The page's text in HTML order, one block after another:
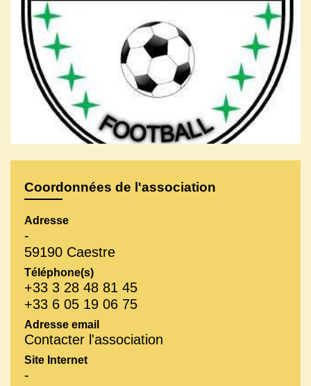
Coordonnées de l'association
Adresse
-
59190 Caestre
Téléphone(s)
+33 3 28 48 81 45
+33 6 05 19 06 75
Adresse email
Contacter l'association
Site Internet
-